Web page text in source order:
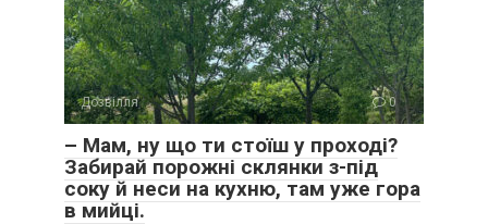
Дозвілля 0
– Мам, ну що ти стоїш у проході?
Забирай порожні склянки з-під
соку й неси на кухню, там уже гора
в мийці.